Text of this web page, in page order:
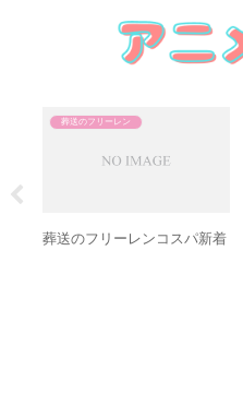
葬送のフリーレン
葬送のフリーレンコスパ新着